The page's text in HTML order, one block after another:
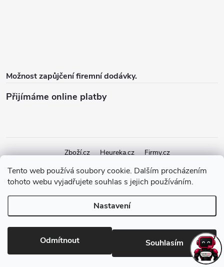
Tento web používá soubory cookie. Dalším procházením
tohoto webu vyjadřujete souhlas s jejich používáním.
Nastavení
Odmítnout Souhlasím
Možnost zapůjčení firemní dodávky.
Přijímáme online platby
Zboží.cz Heureka.cz Firmy.cz
nastavení cookies